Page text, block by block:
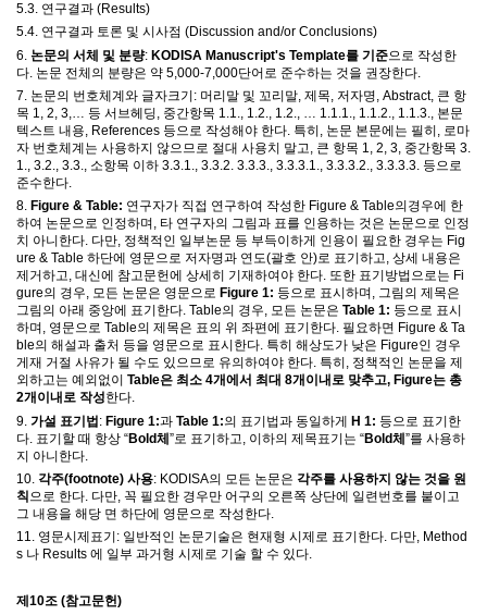
5.3. 연구결과 (Results)
5.4. 연구결과 토론 및 시사점 (Discussion and/or Conclusions)
6. 논문의 서체 및 분량: KODISA Manuscript's Template를 기준으로 작성한
다 논문 전체의 분량은 약 5,000-7,000단어로 준수하는 것을 권장한다
7. 논문의 번호체계와 글자크기 : 머리말 및 꼬리말, 제목, 저자명, Abstract, 큰 항
목 1, 2, 3,… 등 서브헤딩, 중간항목 1.1., 1.2., 1.2., … 1.1.1., 1.1.2., 1.1.3., 본문
텍스트 내용, References 등으로 작성해야 한다. 특히 , 논문 본문에는 필히 , 로마
자 번호체계는 사용하지 않으므로 절대 사용치 말고, 큰 항목 1, 2, 3, 중간항목 3.
1., 3.2., 3.3., 소항목 이하 3.3.1., 3.3.2. 3.3.3., 3.3.3.1., 3.3.3.2., 3.3.3.3. 등으로
준수한다.
8. Figure & Table: 연구자가 직접 연구하여 작성한 Figure & Table의 경우에 한
하여 논문으로 인정하며 , 타 연구자의 그림과 표를 인용하는 것은 논문으로 인정
치 아니한다. 다만, 정책적인 일부논문 등 부득이하게 인용이 필요한 경우는 Fig
ure & Table 하단에 영문으로 저자명과 연도(괄호 안)로 표기하고, 상세 내용은
제거하고, 대신에 참고문헌에 상세히 기재하여야 한다. 또한 표기방법으로는 Fi
gure의 경우, 모든 논문은 영문으로 Figure 1: 등으로 표시하며 , 그림의 제목은
그림의 아래 중앙에 표기한다. Table의 경우, 모든 논문은 Table 1: 등으로 표시
하며 , 영문으로 Table의 제목은 표의 위 좌편에 표기한다. 필요하면 Figure & Ta
ble의 해설과 출처 등을 영문으로 표시한다. 특히 해상도가 낮은 Figure인 경우
게재 거절 사유가 될 수도 있으므로 유의하여야 한다. 특히, 정책적인 논문을 제
외하고는 예외없이 Table은 최소 4개에서 최대 8개이내로 맞추고, Figure는 총
2개이내로 작성한다.
9. 가설 표기법: Figure 1:과 Table 1:의 표기법과 동일하게 H 1: 등으로 표기한
다 표기할 때 항상 “Bold체”로 표기하고 이하의 제목표기는 “Bold체”를 사용하
지 아니한다
10. 각주(footnote) 사용: KODISA의 모든 논문은 각주를 사용하지 않는 것을 원
칙 으로 한다. 다만, 꼭 필요한 경우만 어구의 오른쪽 상단에 일련번호를 붙이고
그 내용을 해당 면 하단에 영문으로 작성한다.
11. 영문시제표기: 일반적인 논문기술은 현재형 시제로 표기한다. 다만, Method
s 나 Results 에 일부 과거형 시제로 기술 할 수 있다.
제 10조 (참고문헌)